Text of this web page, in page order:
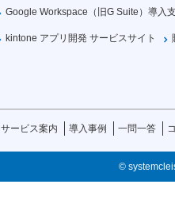
Google Workspace（旧G Suite）導入
kintone アプリ開発 サービスサイト
サービス案内 導入事例 一問一答
©